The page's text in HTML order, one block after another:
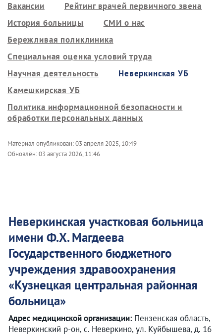
Вакансии
Рейтинг врачей первичного звена
История больницы
СМИ о нас
Бережливая поликлиника
Специальная оценка условий труда
Научная деятельность
Неверкинская УБ
Камешкирская УБ
Политика информационной безопасности и
обработки персональных данных
Материал опубликован:03 апреля 2025, 10:49
Обновлён:03 августа 2026, 11:46
Неверкинская участковая больница
имени Ф.Х. Магдеева
Государственного бюджетного
учреждения здравоохранения
«Кузнецкая центральная районная
больница»
Адрес медицинской организации: Пензенская область,
Неверкинский р-он, с. Неверкино, ул. Куйбышева, д. 16